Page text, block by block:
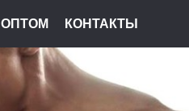
ОПТОМ КОНТАКТЫ